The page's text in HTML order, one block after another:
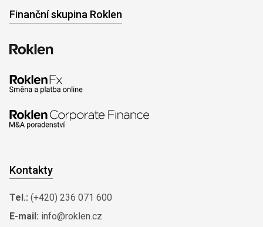
Finanční skupina Roklen
Kontakty
Tel.: (+420) 236 071 600
E-mail: info@roklen.cz